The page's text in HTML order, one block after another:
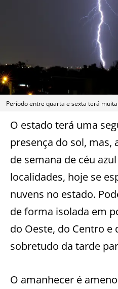
Período entre quarta e sexta terá muita
O estado terá uma
presença do sol,
de semana de céu
localidades, hoje se
nuvens no estado.
de forma isolada em
do Oeste, do Centro e
sobretudo da tarde
O amanhecer é